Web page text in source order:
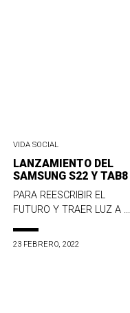
VIDA SOCIAL
LANZAMIENTO DEL
SAMSUNG S22 Y TAB8
PARA REESCRIBIR EL
FUTURO Y TRAER LUZ A ...
23 FEBRERO, 2022